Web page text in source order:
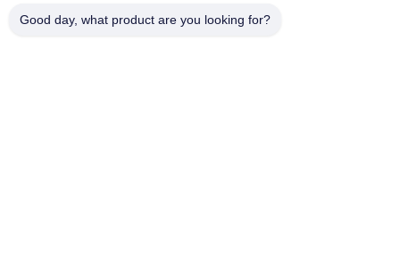
Good day, what product are you looking for?